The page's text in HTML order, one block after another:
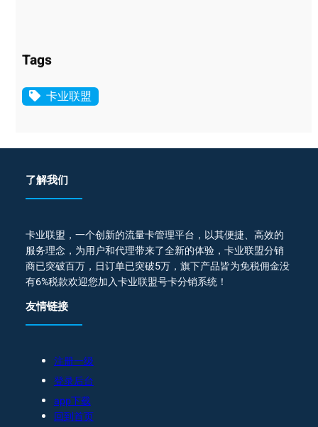
Tags
卡业联盟
了解我们
卡业联盟，一个创新的流量卡管理平台，以其便捷、高效的
服务理念，为用户和代理带来了全新的体验，卡业联盟分销
商已突破百万，日订单已突破5万，旗下产品皆为免税佣金没
有6%税款欢迎您加入卡业联盟号卡分销系统！
友情链接
注册一级
登录后台
app下载
回到首页